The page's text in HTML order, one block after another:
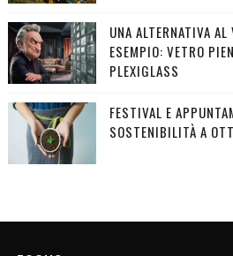
UNA ALTERNATIVA
ESEMPIO: VETRO
PLEXIGLASS
FESTIVAL E
SOSTENIBILITÀ A